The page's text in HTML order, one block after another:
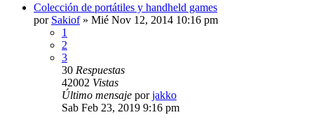
Colección de portátiles y handheld games
por Sakiof» Mié Nov 12, 2014 10:16 pm
1
2
3
30 Respuestas
42002 Vistas
Último mensaje porjakko
Sab Feb 23, 2019 9:16 pm